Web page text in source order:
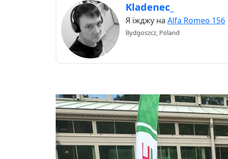
Kladenec_
Я їжджу на Alfa Romeo 156
Bydgoszcz, Poland